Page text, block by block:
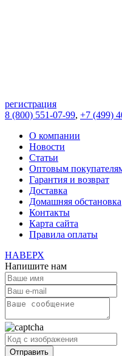
регистрация
8 (800) 551-07-99, +7 (499)
О компании
Новости
Статьи
Оптовым
Гарантия и возврат
Доставка
Домашняя обстановка
Контакты
Карта сайта
Правила оплаты
НАВЕРХ
Напишите нам